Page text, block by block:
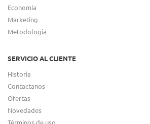
Economia
Marketing
Metodologia
SERVICIO AL CLIENTE
Historia
Contactanos
Ofertas
Novedades
Términos de uso